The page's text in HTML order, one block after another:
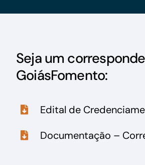
Seja um
GoiásFomento:
Edital de
Documentação –